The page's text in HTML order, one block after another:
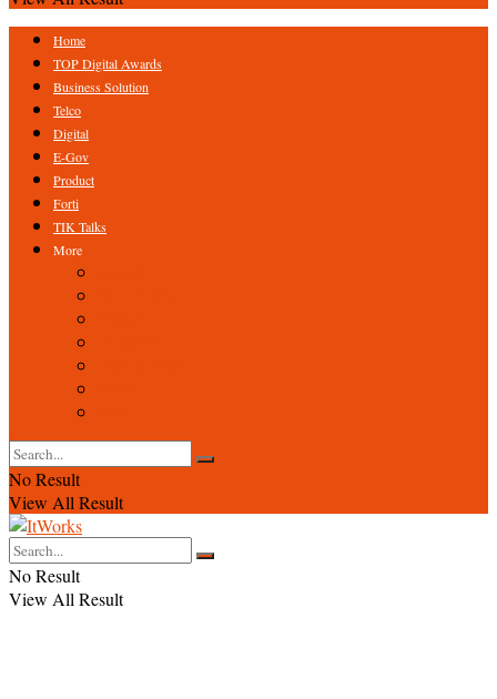
Home
TOP Digital Awards
Business Solution
Telco
Digital
E-Gov
Product
Forti
TIK Talks
More
No Result
View All Result
No Result
View All Result